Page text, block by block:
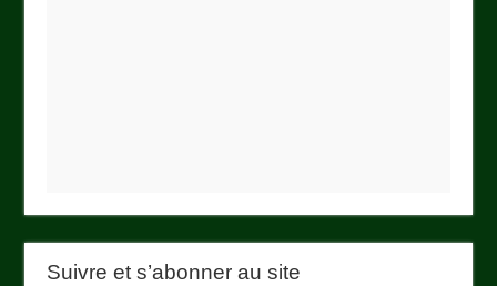
Suivre et s’abonner au site